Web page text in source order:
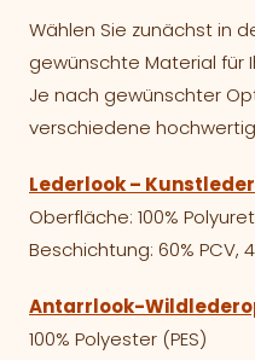
Wählen Sie zunächst in
gewünschte Material für
Je nach gewünschter
verschiedene
Lederlook – Kunstleder
Oberfläche: 100%
Beschichtung: 60% PCV,
Antarrlook-
100% Polyester (PES)